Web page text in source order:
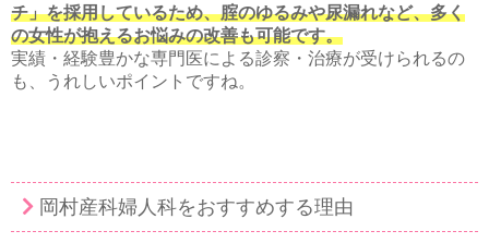
チ」を採用しているため、腟のゆるみや尿漏れなど、多く
の女性が抱えるお悩みの改善も可能です。
実績・経験豊かな専門医による診察・治療が受けられるの
も、うれしいポイントですね。
岡村産科婦人科をおすすめする理由